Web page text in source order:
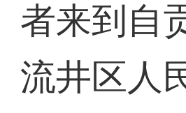
者来到自
流井区人